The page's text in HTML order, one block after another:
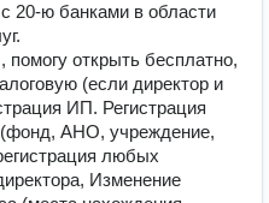
20-ю банками в области
открыть бесплатно,
(если директор и
ИП. Регистрация
АНО, учреждение,
любых
Изменение